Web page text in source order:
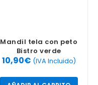
Mandil tela con peto
Bistro verde
10,90€ (IVA Incluido)